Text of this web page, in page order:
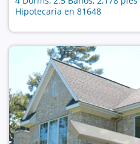
Hipotecaria en 81648